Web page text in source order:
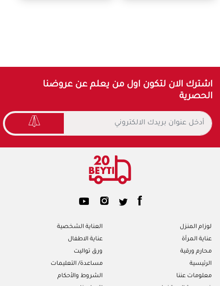
اشترك الان لتكون اول من يعلم عن عروضنا
الحصرية
لوزام المنزل
العناية الشخصية
عناية المرأة
عناية الاطفال
محارم ورقية
ورق تواليت
الرئيسية
مساعدة/ التعليمات
معلومات عننا
الشروط والأحكام